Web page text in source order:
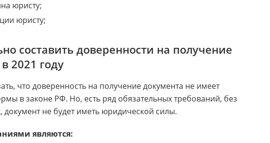
юристу;
юристу;
составить доверенности на получение
2021 году
что доверенность на получение документа не имеет
в законе РФ. Но, есть ряд обязательных требований, без
документ не будет иметь юридической силы.
являются: